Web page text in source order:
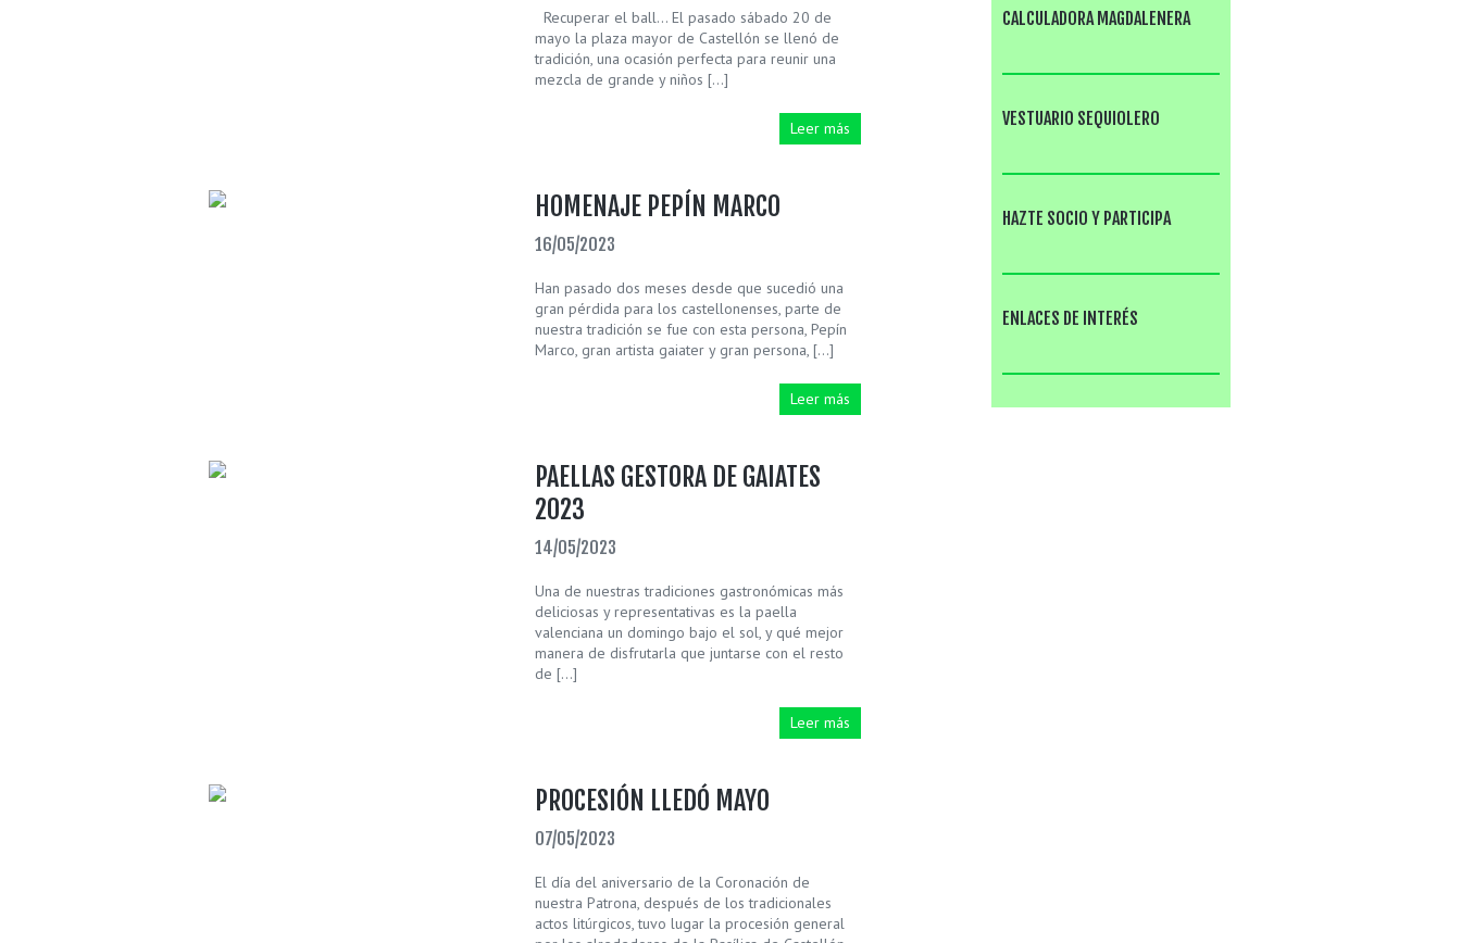
Recuperar el ball… El pasado sábado 20 de
mayo la plaza mayor de Castellón se llenó de
tradición, una ocasión perfecta para reunir una
mezcla de grande y niños […]
Leer más
HOMENAJE PEPÍN MARCO
16/05/2023
Han pasado dos meses desde que sucedió una
gran pérdida para los castellonenses, parte de
nuestra tradición se fue con esta persona, Pepín
Marco, gran artista gaiater y gran persona, […]
Leer más
PAELLAS GESTORA DE GAIATES
2023
14/05/2023
Una de nuestras tradiciones gastronómicas más
deliciosas y representativas es la paella
valenciana un domingo bajo el sol, y qué mejor
manera de disfrutarla que juntarse con el resto
de […]
Leer más
PROCESIÓN LLEDÓ MAYO
07/05/2023
El día del aniversario de la Coronación de
nuestra Patrona, después de los tradicionales
actos litúrgicos, tuvo lugar la procesión general
CALCULADORA MAGDALENERA
VESTUARIO SEQUIOLERO
HAZTE SOCIO Y PARTICIPA
ENLACES DE INTERÉS